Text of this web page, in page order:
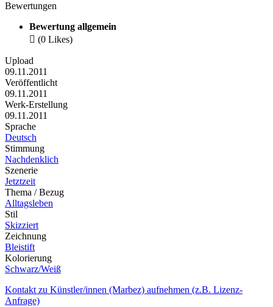
Bewertungen
Bewertung allgemein
 (0 Likes)
Upload
09.11.2011
Veröffentlicht
09.11.2011
Werk-Erstellung
09.11.2011
Sprache
Deutsch
Stimmung
Nachdenklich
Szenerie
Jetztzeit
Thema / Bezug
Alltagsleben
Stil
Skizziert
Zeichnung
Bleistift
Kolorierung
Schwarz/Weiß
Kontakt zu Künstler/innen (Marbez) aufnehmen (z.B. Lizenz-
Anfrage)